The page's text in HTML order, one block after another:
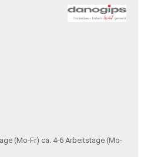
ca. 4-6 Arbeitstage (Mo-